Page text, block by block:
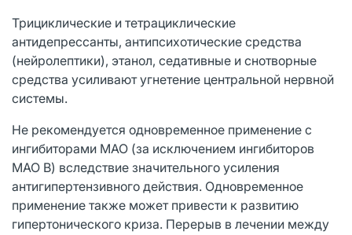
Трициклические и тетрациклические
антидепрессанты, антипсихотические средства
(нейролептики), этанол, седативные и снотворные
средства усиливают угнетение центральной нервной
системы.
Не рекомендуется одновременное применение с
ингибиторами МАО (за исключением ингибиторов
МАО В) вследствие значительного усиления
антигипертензивного действия. Одновременное
применение также может привести к развитию
гипертонического криза. Перерыв в лечении между